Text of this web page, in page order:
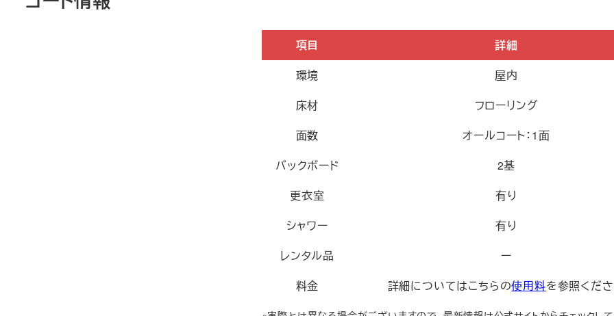
項目
詳細
環境
屋内
床材
フローリング
面数
オールコート：1面
バックボード
2基
更衣室
有り
シャワー
有り
レンタル品
ー
料金
詳細についてはこちらの使用料を参照くだ